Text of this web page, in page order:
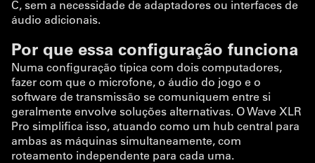
C, sem a necessidade de adaptadores ou interfaces de
áudio adicionais.
Por que essa configuração funciona
Numa configuração típica com dois computadores,
fazer com que o microfone, o áudio do jogo e o
software de transmissão se comuniquem entre si
geralmente envolve soluções alternativas. O Wave XLR
Pro simplifica isso, atuando como um hub central para
ambas as máquinas simultaneamente, com
roteamento independente para cada uma.